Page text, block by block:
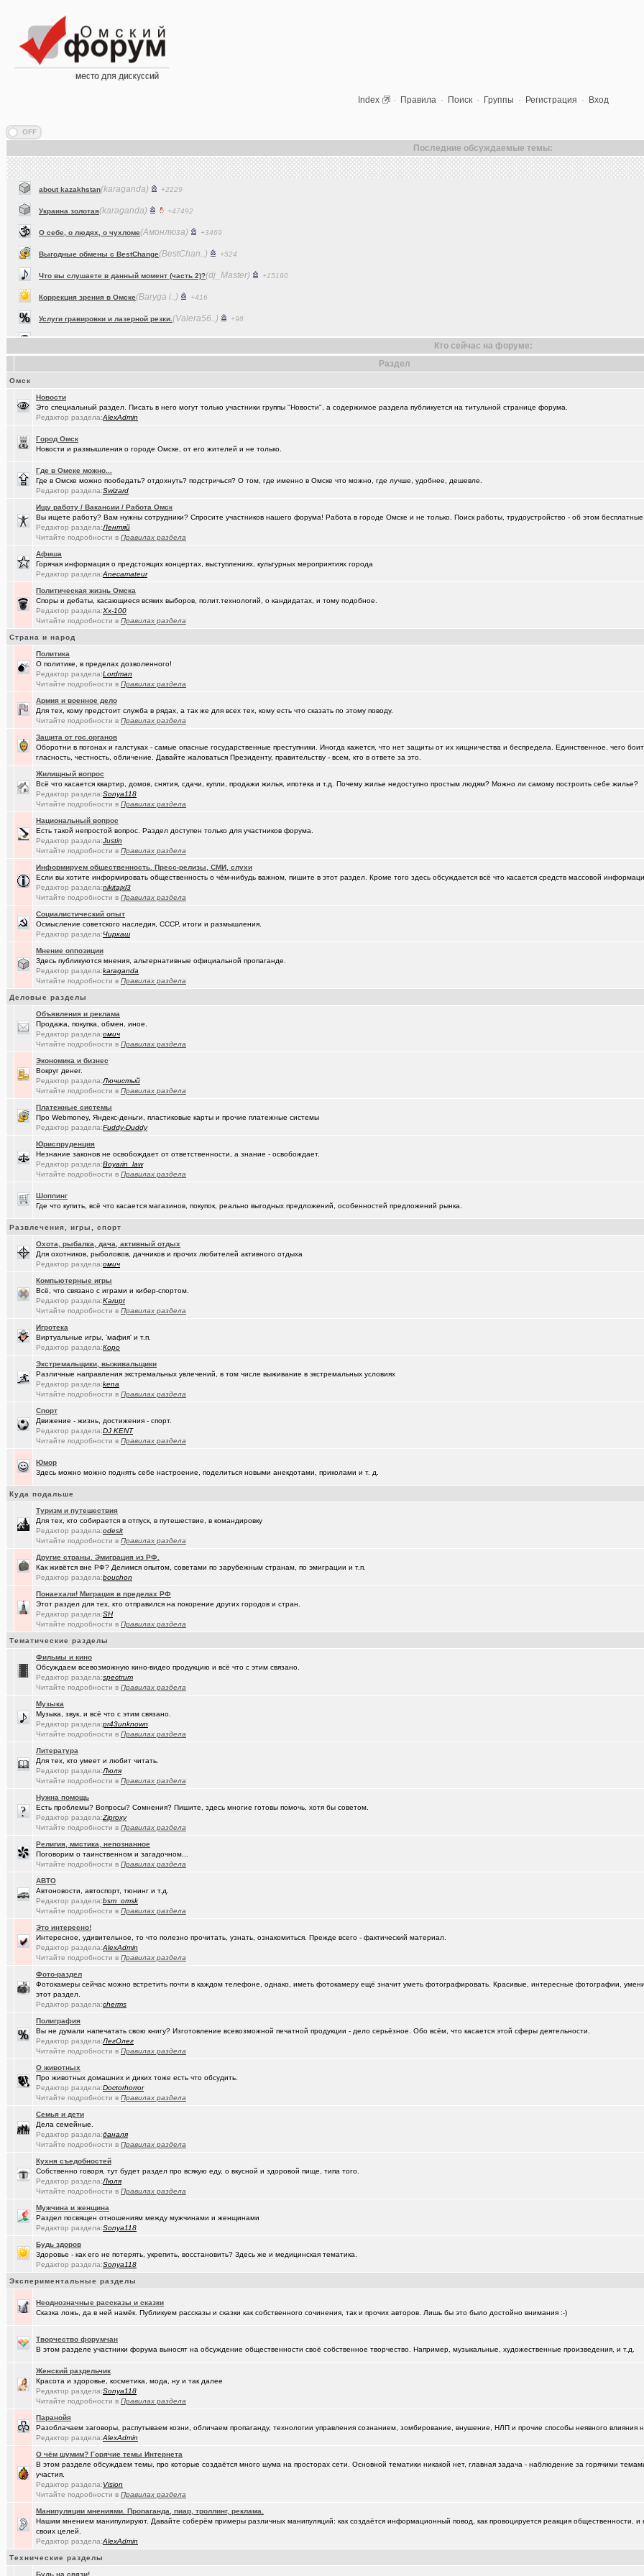
Index · Правила · Поиск · Группы · Регистрация · Вход
Последние обсуждаемые темы:
Украина золотая(karaganda)
О себе, о людях, о чухломе (Амонлюза)
Выгодные обмены с BestChange (BestChan..)
Что вы слушаете в данный момент (часть 2)?(dj_Master)
Коррекция зрения в Омске(Baryga i..) +416
Услуги гравировки и лазерной резки. (Valera56..)
Технические работы на форуме(AlexAdmin)
Смысл жизни и наука(Raptorr) +369
Журналисты ngs55 берут новые высоты профессионализма.(борец с ..) +874
Сын думает куда пойти учиться (karaganda) +14
Респираторы и маски...Время пришло? Короновирус уже в Омске
СИМ (Aljexeй) +2
НЕ рекомендую из посл, просмотренного мной(kakashtla) +1230
Рекомендую из посл, просмотренного мной
Глубокий разряд тягового аккумулятора(Phandorin)
группа кино(karaganda) +27
Музыкальный блог и 18+(Амонлюза)
(Phandorin)
Перешеек у ручья (tramov)
(um5939)
Здоровье - это решение личных проблем(RomanSim..) +6
Сериалы - лучшие по вашему мнению?
Осведомлённый источник сообщает...(Молодец.) +221
Уходят лучшие(Pihlak)
Кто что ест или пьёт прямо сейчас?
А помните в Омске...(Silverto..)
В ближайший месяц возможно произойдет то что затронет каждог
Ищу работу инженера конструктора/радиотехника (удаленно))
Омские фотографы(linuxmas..)
Кто на связи? (перекличка на фороуме)(AlexAdmin) +105
Всё о транспорте: автобусы, троллейбусы, трамваи, маршрутки
Импланты,импланты...(JUMPER)
С Днём Победы!(Рябина)
Кровельные и фасадные работы в Омске и области
Интересное просто так
GPON (FTTx) от омского филиала «Ростелеком-Сибирь»
Девушка на заметку: насколько эффективны аппараты фотоэпиляц (Kebbos)
Девушка на заметку: насколько эффективны аппараты фотоэпиляц
И опять движуха вокруг Капитолия.
Кто ставил тепловычислитель ВКТ-9?(Kebbos)
Тепловычислители ВКТ-9 от "Теплоком-Сервис Москва"
Конституция социалистической России (проект)(Passiona..) +8
Случайные фото с мобильника(Sinmaster)
Санкции: что нравится и что не нравится
Энциклопедия Омской области онлайн.
А вы уже переобулись? (Snarkens..)
Покупка ботинок по моральным соображениям
100% женщин!.(wvladimi..) +3
Специалист по эрбиевым лазерам
(Злыдня)
Ремонт квартир/ванных комнат! Высококачественная отделка.
И это все то, на что способен omsk.com???
Кон Русов (wvladimi..)
Живопись Воронина В.Н.(wvladimi..)
Дарю гениальную идею(tramov)
Ремонт окон ПВХ. К кому обратиться?
Индивидуальный тепловой пункт (ИТП)
Ключ дверной цилиндрический сделать
Пластмассовый мир победил. (xXBHB)
ищу риэдтора
Консультация по конфигурации ПК
Жилищный вопрос
Где ремонтируют Oculus Quest?
Какое выбрать отопление для частного дома?(slavonik) +60
механика интеллекта (karaganda) +4
Традиционный сбор памперсов для перинатального центра 2025
поворот на лето!
Самогоноварение. Кто как?
АКПП матиз. Ремонтировать или менять? (Kesha_OG..) +4
А ТЫ слепил снеговика?!!! :)))(Vector)
Доброй ночи :)(Vector) +5218
С наступающим 2026 годом!
Где можно отремонтировать вязаную варежку? (anti a-d..) +3
Молодые таланты классической гитары - Майя Казарина
Музыкальные вкус - поговорим?
Теле2 в Омске(t2) +8155
Залезть в древний нетбук
Ремонт квартир омск отзывы. любые строительные работы
Автофлудилка (Гормон р..)
коворкинг проекты(Shell666)
Челлендж "Какой кофе ты сейчас пьёшь?"(Люля) +2722
Владимир Шандриков
7я.ТВ и Я.ru (Омские кабельные сети)
(Александ..)
Преобразователь ПРЭМ ваше мнение?
Автоматизация домашнего учета ЖКХ и многое другое ...(BarVic19..) +95
двойное гражданство
Алтайский мед - в помощь здоровью!
Задолбали расклейщики рекламы
Как это понимать ?(JUMPER)
А что вы сейчас готовите?(Люля) +16109
прописка она же регистрация
Нерадивые расклейщики рекламы(Демон ЖКХ) +108
ОК Восток-Запад - что это, кто это?!
Мёд Пасеки Сибирское медовье.(Пасечник) +1268
Кто сейчас на форуме:
Раздел
Омск
Новости
Это специальный раздел. Писать в него могут только участники группы "Новости", а содержимое раздела публикуется на титульной странице форума.
Редактор раздела:AlexAdmin
Город Омск
Новости и размышления о городе Омске, от его жителей и не только.
Где в Омске можно...
Где в Омске можно пообедать? отдохнуть? подстричься? О том, где именно в Омске что можно, где лучше, удобнее, дешевле.
Редактор раздела:Swizard
Ищу работу / Вакансии / Работа Омск
Вы ищете работу? Вам нужны сотрудники? Спросите участников нашего форума! Работа в городе Омске и не только. Поиск работы, трудоустройство - об этом
Редактор раздела:Лентяй
Читайте подробности в Правилах раздела
Афиша
Горячая информация о предстоящих концертах, выступлениях, культурных мероприятиях города
Редактор раздела:Anecamateur
Политическая жизнь Омска
Споры и дебаты, касающиеся всяких выборов, полит.технологий, о кандидатах, и тому подобное.
Редактор раздела:Xx-100
Читайте подробности в Правилах раздела
Страна и народ
Политика
О политике, в пределах дозволенного!
Редактор раздела:Lоrdmаn
Читайте подробности в Правилах раздела
Армия и военное дело
Для тех, кому предстоит служба в рядах, а так же для всех тех, кому есть что сказать по этому поводу.
Читайте подробности в Правилах раздела
Защита от гос.органов
Оборотни в погонах и галстуках - самые опасные государственные преступники. Иногда кажется, что нет защиты от их хищничества и беспредела. Единственное, чего
гласность, честность, обличение. Давайте жаловаться Президенту, правительству - всем, кто в ответе за это.
Жилищный вопрос
Всё что касается квартир, домов, снятия, сдачи, купли, продажи жилья, ипотека и т.д. Почему жилье недоступно простым людям? Можно ли самому построить себе жилье?
Редактор раздела:Sonya118
Читайте подробности в Правилах раздела
Национальный вопрос
Есть такой непростой вопрос. Раздел доступен только для участников форума.
Редактор раздела:Justin
Читайте подробности в Правилах раздела
Информируем общественность. Пресс-релизы, СМИ, слухи
Если вы хотите информировать общественность о чём-нибудь важном, пишите в этот раздел. Кроме того здесь обсуждается всё что касается средств массовой
Редактор раздела:nikitajxl3
Читайте подробности в Правилах раздела
Социалистический опыт
Осмысление советского наследия, СССР, итоги и размышления.
Редактор раздела:Чиркаш
Мнение оппозиции
Здесь публикуются мнения, альтернативные официальной пропаганде.
Редактор раздела:karaganda
Читайте подробности в Правилах раздела
Деловые разделы
Объявления и реклама
Продажа, покупка, обмен, иное.
Редактор раздела:омич
Читайте подробности в Правилах раздела
Экономика и бизнес
Вокруг денег.
Редактор раздела:Лючистый
Читайте подробности в Правилах раздела
Платежные системы
Про Webmoney, Яндекс-деньги, пластиковые карты и прочие платежные системы
Редактор раздела:Fuddy-Duddy
Юриспруденция
Незнание законов не освобождает от ответственности, а знание - освобождает.
Редактор раздела:Boyarin_law
Читайте подробности в Правилах раздела
Шоппинг
Где что купить, всё что касается магазинов, покупок, реально выгодных предложений, особенностей предложений рынка.
Развлечения, игры, спорт
Охота, рыбалка, дача, активный отдых
Для охотников, рыболовов, дачников и прочих любителей активного отдыха
Редактор раздела:омич
Компьютерные игры
Всё, что связано с играми и кибер-спортом.
Редактор раздела:Karupt
Читайте подробности в Правилах раздела
Игротека
Виртуальные игры, 'мафия' и т.п.
Редактор раздела:Коро
Экстремальщики, выживальщики
Различные направления экстремальных увлечений, в том числе выживание в экстремальных условиях
Редактор раздела:kena
Читайте подробности в Правилах раздела
Спорт
Движение - жизнь, достижения - спорт.
Редактор раздела:DJ KENT
Читайте подробности в Правилах раздела
Юмор
Здесь можно можно поднять себе настроение, поделиться новыми анекдотами, приколами и т. д.
Куда подальше
Туризм и путешествия
Для тех, кто собирается в отпуск, в путешествие, в командировку
Редактор раздела:odesit
Читайте подробности в Правилах раздела
Другие страны. Эмиграция из РФ.
Как живётся вне РФ? Делимся опытом, советами по зарубежным странам, по эмиграции и т.п.
Редактор раздела:bouchon
Понаехали! Миграция в пределах РФ
Этот раздел для тех, кто отправился на покорение других городов и стран.
Редактор раздела:SH
Читайте подробности в Правилах раздела
Тематические разделы
Фильмы и кино
Обсуждаем всевозможную кино-видео продукцию и всё что с этим связано.
Редактор раздела:spectrum
Читайте подробности в Правилах раздела
Музыка
Музыка, звук, и всё что с этим связано.
Редактор раздела:pr43unknown
Читайте подробности в Правилах раздела
Литература
Для тех, кто умеет и любит читать.
Редактор раздела:Люля
Читайте подробности в Правилах раздела
Нужна помощь
Есть проблемы? Вопросы? Сомнения? Пишите, здесь многие готовы помочь, хотя бы советом.
Редактор раздела:Ziproxy
Читайте подробности в Правилах раздела
Религия, мистика, непознанное
Поговорим о таинственном и загадочном...
Читайте подробности в Правилах раздела
АВТО
Автоновости, автоспорт, тюнинг и т.д.
Редактор раздела:bsm_omsk
Читайте подробности в Правилах раздела
Это интересно!
Интересное, удивительное, то что полезно прочитать, узнать, ознакомиться. Прежде всего - фактический материал.
Редактор раздела:AlexAdmin
Читайте подробности в Правилах раздела
Фото-раздел
Фотокамеры сейчас можно встретить почти в каждом телефоне, однако, иметь фотокамеру ещё значит уметь фотографировать. Красивые, интересные фотографии,
этот раздел.
Редактор раздела:cherms
Полиграфия
Вы не думали напечатать свою книгу? Изготовление всевозможной печатной продукции - дело серьёзное. Обо всём, что касается этой сферы деятельности.
Редактор раздела:ЛегОлег
Читайте подробности в Правилах раздела
О животных
Про животных домашних и диких тоже есть что обсудить.
Редактор раздела:Doctorhorror
Читайте подробности в Правилах раздела
Семья и дети
Дела семейные.
Редактор раздела:даналя
Читайте подробности в Правилах раздела
Кухня съедобностей
Собственно говоря, тут будет раздел про всякую еду, о вкусной и здоровой пище, типа того.
Редактор раздела:Люля
Читайте подробности в Правилах раздела
Мужчина и женщина
Раздел посвящен отношениям между мужчинами и женщинами
Редактор раздела:Sonya118
Будь здоров
Здоровье - как его не потерять, укрепить, восстановить? Здесь же и медицинская тематика.
Редактор раздела:Sonya118
Экспериментальные разделы
Неоднозначные рассказы и сказки
Сказка ложь, да в ней намёк. Публикуем рассказы и сказки как собственного сочинения, так и прочих авторов. Лишь бы это было достойно внимания :-)
Творчество форумчан
В этом разделе участники форума выносят на обсуждение общественности своё собственное творчество. Например, музыкальные, художественные произведения, и т.д.
Женский раздельчик
Красота и здоровье, косметика, мода, ну и так далее
Редактор раздела:Sonya118
Читайте подробности в Правилах раздела
Паранойя
Разоблачаем заговоры, распутываем козни, обличаем пропаганду, технологии управления сознанием, зомбирование, внушение, НЛП и прочие способы неявного влияния
Редактор раздела:AlexAdmin
О чём шумим? Горячие темы Интернета
В этом разделе обсуждаем темы, про которые создаётся много шума на просторах сети. Основной тематики никакой нет, главная задача - наблюдение за горячими
участия.
Редактор раздела:Vision
Читайте подробности в Правилах раздела
Манипуляции мнениями. Пропаганда, пиар, троллинг, реклама.
Нашим мнением манипулируют. Давайте соберём примеры различных манипуляций: как создаётся информационный повод, как провоцируется реакция общественности, и
своих целей.
Редактор раздела:AlexAdmin
Технические разделы
Будь на связи!